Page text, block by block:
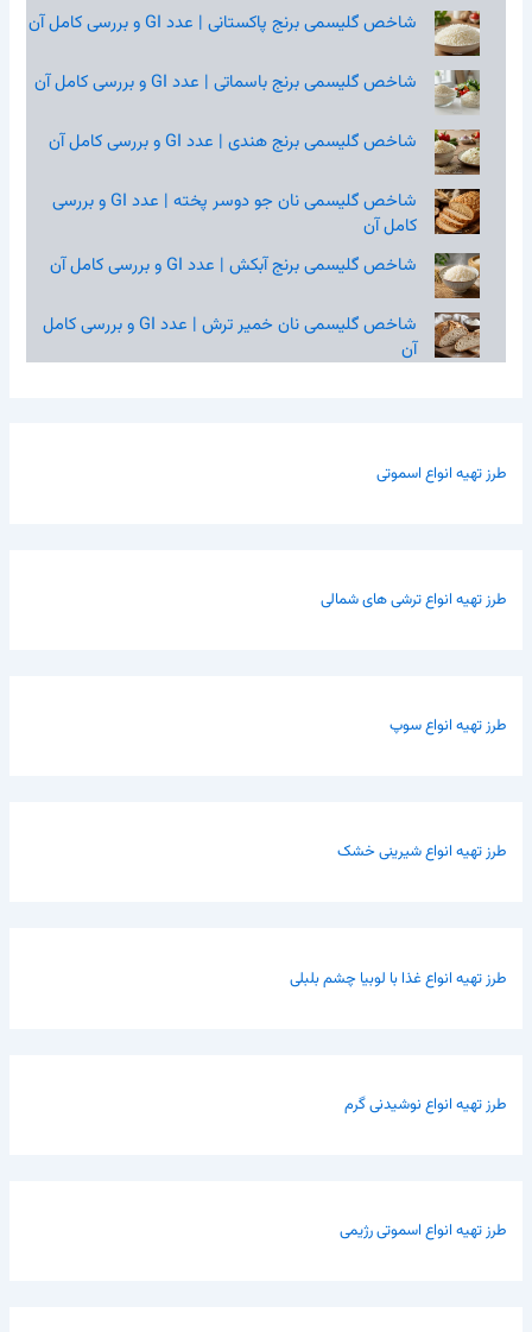
شاخص گلیسمی برنج پاکستانی | عدد GI و بررسی کامل آن
شاخص گلیسمی برنج باسماتی | عدد GI و بررسی کامل آن
شاخص گلیسمی برنج هندی | عدد GI و بررسی کامل آن
شاخص گلیسمی نان جو دوسر پخته | عدد GI و بررسی
کامل آن
شاخص گلیسمی برنج آبکش | عدد GI و بررسی کامل آن
شاخص گلیسمی نان خمیر ترش | عدد GI و بررسی کامل
آن
طرز تهیه انواع اسموتی
طرز تهیه انواع ترشی های شمالی
طرز تهیه انواع سوپ
طرز تهیه انواع شیرینی خشک
طرز تهیه انواع غذا با لوبیا چشم بلبلی
طرز تهیه انواع نوشیدنی گرم
طرز تهیه انواع اسموتی رژیمی